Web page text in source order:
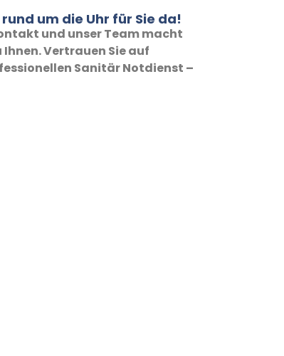
um die Uhr für Sie da!
und unser Team macht
Vertrauen Sie auf
Sanitär Notdienst –